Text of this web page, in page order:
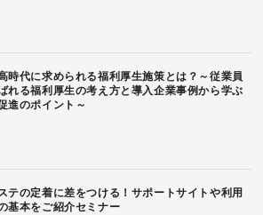
時代に求められる福利厚生施策とは？～従業員
れる福利厚生の考え方と導入企業事例から学ぶ
進のポイント～
テの定着に差をつける！サポートサイトや利用
基本をご紹介セミナー